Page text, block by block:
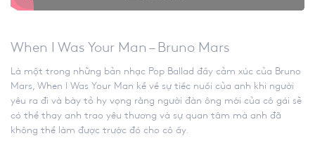
When I Was Your Man – Bruno Mars
Là một trong những bản nhạc Pop Ballad đầy cảm xúc của Bruno
Mars, When I Was Your Man kể về sự tiếc nuối của anh khi người
yêu ra đi và bày tỏ hy vọng rằng người đàn ông mới của cô gái sẽ
có thể thay anh trao yêu thương và sự quan tâm mà anh đã
không thể làm được trước đó cho cô ấy.